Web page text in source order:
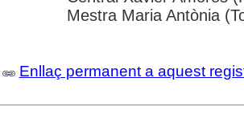
Mestra Maria Antònia
Enllaç permanent a aquest